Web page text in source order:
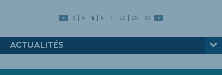
< 3 4 5 6 7 10 20 30 >
ACTUALITÉS